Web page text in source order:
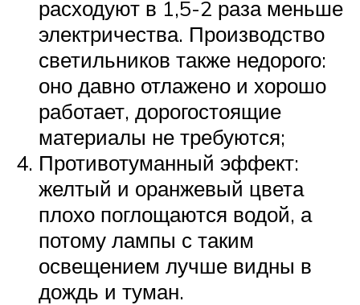
расходуют в 1,5-2 раза меньше
электричества. Производство
светильников также недорого:
оно давно отлажено и хорошо
работает, дорогостоящие
материалы не требуются;
Противотуманный эффект:
желтый и оранжевый цвета
плохо поглощаются водой, а
потому лампы с таким
освещением лучше видны в
дождь и туман.